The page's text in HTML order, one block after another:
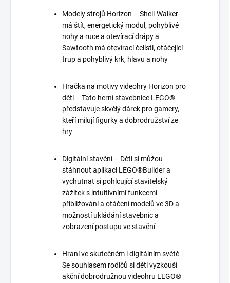
Modely strojů Horizon – Shell-Walker
má štít, energetický modul, pohyblivé
nohy a ruce a otevírací drápy a
Sawtooth má otevírací čelisti, otáčející
trup a pohyblivý krk, hlavu a nohy
Hračka na motivy videohry Horizon pro
děti – Tato herní stavebnice LEGO®
představuje skvělý dárek pro gamery,
kteří milují figurky a dobrodružství ze
hry
Digitální stavění – Děti si můžou
stáhnout aplikaci LEGO®Builder a
vychutnat si pohlcující stavitelský
zážitek s intuitivními funkcemi
přibližování a otáčení modelů ve 3D a
možností ukládání stavebnic a
zobrazení postupu ve stavění
Hraní ve skutečném i digitálním světě –
Se souhlasem rodičů si děti vyzkouší
akční dobrodružnou videohru LEGO®